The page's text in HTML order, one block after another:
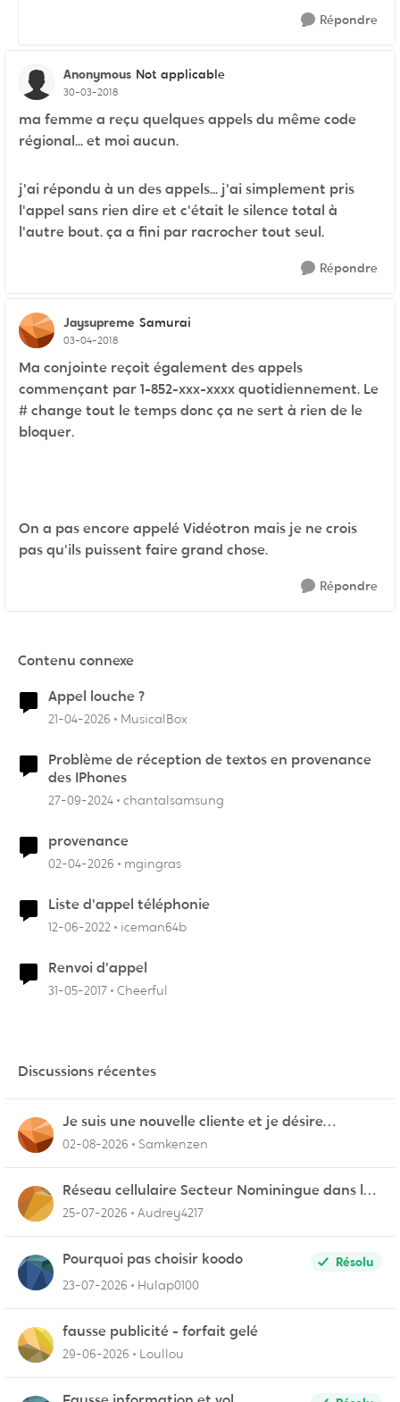
Répondre
Anonymous Not applicable
30-03-2018
ma femme a reçu quelques appels du même code
régional... et moi aucun.
j'ai répondu à un des appels... j'ai simplement pris
l'appel sans rien dire et c'était le silence total à
l'autre bout. ça a fini par racrocher tout seul.
Répondre
Jaysupreme Samurai
03-04-2018
Ma conjointe reçoit également des appels
commençant par 1-852-xxx-xxxx quotidiennement. Le
# change tout le temps donc ça ne sert à rien de le
bloquer.
On a pas encore appelé Vidéotron mais je ne crois
pas qu'ils puissent faire grand chose.
Répondre
Contenu connexe
Appel louche ?
21-04-2026 MusicalBox
Problème de réception de textos en provenance
des IPhones
27-09-2024 chantalsamsung
provenance
02-04-2026 mgingras
Liste d'appel téléphonie
12-06-2022 iceman64b
Renvoi d'appel
31-05-2017 Cheerful
Discussions récentes
Je suis une nouvelle cliente et je désire
connecter mon appareil sur videotron
02-08-2026 Samkenzen
Réseau cellulaire Secteur Nominingue dans les
Hautes-Laurentides instable
25-07-2026 Audrey4217
Pourquoi pas choisir koodo
Résolu
23-07-2026
Hulap0100
fausse publicité - forfait gelé
29-06-2026 Loullou